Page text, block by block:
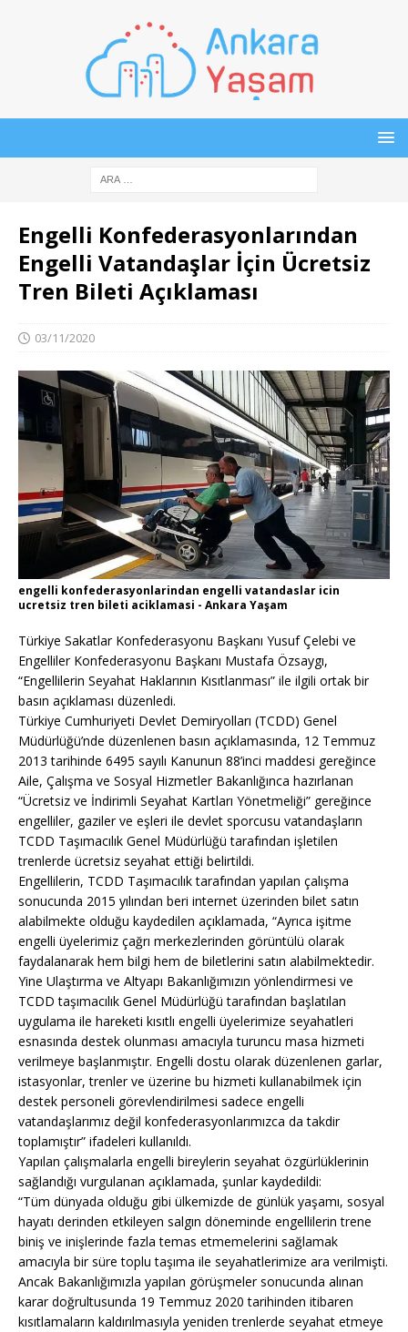
Engelli Konfederasyonlarından
Engelli Vatandaşlar İçin Ücretsiz
Tren Bileti Açıklaması
03/11/2020
engelli konfederasyonlarindan engelli vatandaslar icin
ucretsiz tren bileti aciklamasi - Ankara Yaşam
Türkiye Sakatlar Konfederasyonu Başkanı Yusuf Çelebi ve
Engelliler Konfederasyonu Başkanı Mustafa Özsaygı,
“Engellilerin Seyahat Haklarının Kısıtlanması” ile ilgili ortak bir
basın açıklaması düzenledi.
Türkiye Cumhuriyeti Devlet Demiryolları (TCDD) Genel
Müdürlüğü’nde düzenlenen basın açıklamasında, 12 Temmuz
2013 tarihinde 6495 sayılı Kanunun 88’inci maddesi gereğince
Aile, Çalışma ve Sosyal Hizmetler Bakanlığınca hazırlanan
“Ücretsiz ve İndirimli Seyahat Kartları Yönetmeliği” gereğince
engelliler, gaziler ve eşleri ile devlet sporcusu vatandaşların
TCDD Taşımacılık Genel Müdürlüğü tarafından işletilen
trenlerde ücretsiz seyahat ettiği belirtildi.
Engellilerin, TCDD Taşımacılık tarafından yapılan çalışma
sonucunda 2015 yılından beri internet üzerinden bilet satın
alabilmekte olduğu kaydedilen açıklamada, “Ayrıca işitme
engelli üyelerimiz çağrı merkezlerinden görüntülü olarak
faydalanarak hem bilgi hem de biletlerini satın alabilmektedir.
Yine Ulaştırma ve Altyapı Bakanlığımızın yönlendirmesi ve
TCDD taşımacılık Genel Müdürlüğü tarafından başlatılan
uygulama ile hareketi kısıtlı engelli üyelerimize seyahatleri
esnasında destek olunması amacıyla turuncu masa hizmeti
verilmeye başlanmıştır. Engelli dostu olarak düzenlenen garlar,
istasyonlar, trenler ve üzerine bu hizmeti kullanabilmek için
destek personeli görevlendirilmesi sadece engelli
vatandaşlarımız değil konfederasyonlarımızca da takdir
toplamıştır” ifadeleri kullanıldı.
Yapılan çalışmalarla engelli bireylerin seyahat özgürlüklerinin
sağlandığı vurgulanan açıklamada, şunlar kaydedildi:
“Tüm dünyada olduğu gibi ülkemizde de günlük yaşamı, sosyal
hayatı derinden etkileyen salgın döneminde engellilerin trene
biniş ve inişlerinde fazla temas etmemelerini sağlamak
amacıyla bir süre toplu taşıma ile seyahatlerimize ara verilmişti.
Ancak Bakanlığımızla yapılan görüşmeler sonucunda alınan
karar doğrultusunda 19 Temmuz 2020 tarihinden itibaren
kısıtlamaların kaldırılmasıyla yeniden trenlerde seyahat etmeye